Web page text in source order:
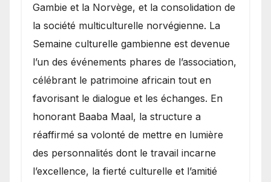
Gambie et la Norvège, et la consolidation de
la société multiculturelle norvégienne. La
Semaine culturelle gambienne est devenue
l’un des événements phares de l’association,
célébrant le patrimoine africain tout en
favorisant le dialogue et les échanges. En
honorant Baaba Maal, la structure a
réaffirmé sa volonté de mettre en lumière
des personnalités dont le travail incarne
l’excellence, la fierté culturelle et l’amitié